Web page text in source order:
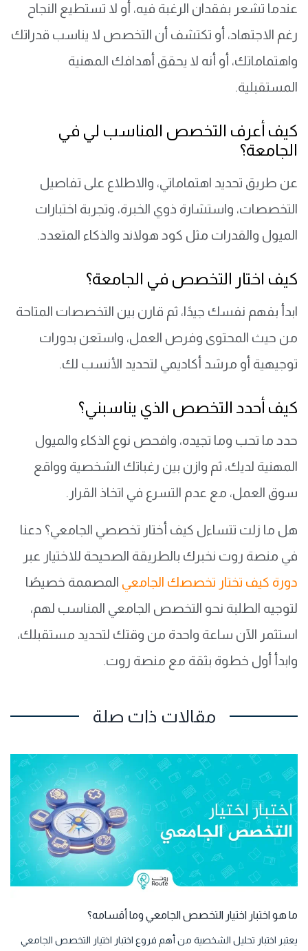
عندما تشعر بفقدان الرغبة فيه، أو لا تستطيع النجاح
رغم الاجتهاد، أو تكتشف أن التخصص لا يناسب قدراتك
واهتماماتك، أو أنه لا يحقق أهدافك المهنية
المستقبلية.
كيف أعرف التخصص المناسب لي في
الجامعة؟
عن طريق تحديد اهتماماتي، والاطلاع على تفاصيل
التخصصات، واستشارة ذوي الخبرة، وتجربة اختبارات
الميول والقدرات مثل كود هولاند والذكاء المتعدد.
كيف اختار التخصص في الجامعة؟
ابدأ بفهم نفسك جيدًا، ثم قارن بين التخصصات المتاحة
من حيث المحتوى وفرص العمل، واستعن بدورات
توجيهية أو مرشد أكاديمي لتحديد الأنسب لك.
كيف أحدد التخصص الذي يناسبني؟
حدد ما تحب وما تجيده، وافحص نوع الذكاء والميول
المهنية لديك، ثم وازن بين رغباتك الشخصية وواقع
سوق العمل، مع عدم التسرع في اتخاذ القرار.
هل ما زلت تتساءل كيف أختار تخصصي الجامعي؟ دعنا
في منصة روت نخبرك بالطريقة الصحيحة للاختيار عبر
دورة كيف تختار تخصصك الجامعي المصممة خصيصًا
لتوجيه الطلبة نحو التخصص الجامعي المناسب لهم،
استثمر الآن ساعة واحدة من وقتك لتحديد مستقبلك،
وابدأ أول خطوة بثقة مع منصة روت.
مقالات ذات صلة
ما هو اختبار اختيار التخصص الجامعي وما أقسامه؟
يعتبر اختبار تحليل الشخصية من أهم فروع اختبار اختيار التخصص الجامعي